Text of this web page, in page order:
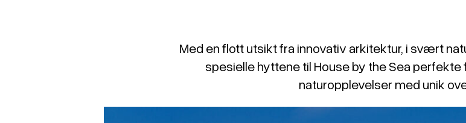
Med en flott utsikt fra innovativ arkitektur, i svært
spesielle hyttene til House by the Sea
naturopplevelser med unik